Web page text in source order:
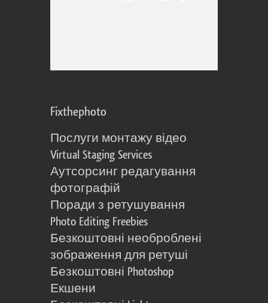
Fixthephoto
Послуги монтажу відео
Virtual Staging Services
Аутсорсинг редагування
фотографій
Поради з ретушування
Photo Editing Freebies
Безкоштовні необроблені
зображення для ретуші
Безкоштовні Photoshop
Екшени